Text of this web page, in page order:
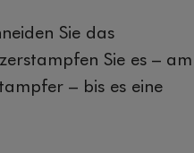
Sie das
Sie es – am
– bis es eine